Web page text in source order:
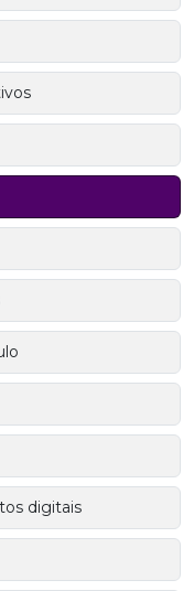
digitais